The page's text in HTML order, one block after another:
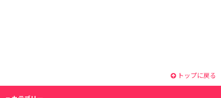
トップに戻る